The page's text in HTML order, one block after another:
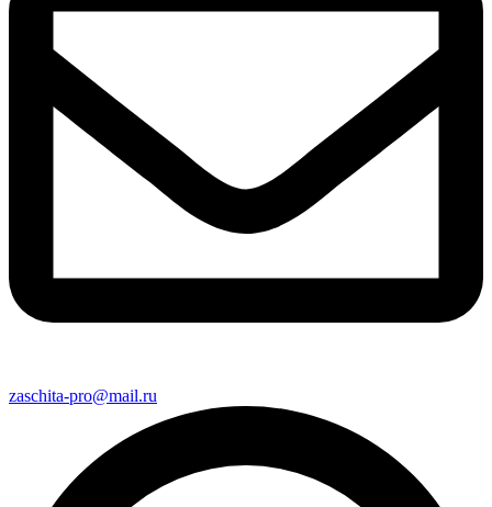
zaschita-pro@mail.ru